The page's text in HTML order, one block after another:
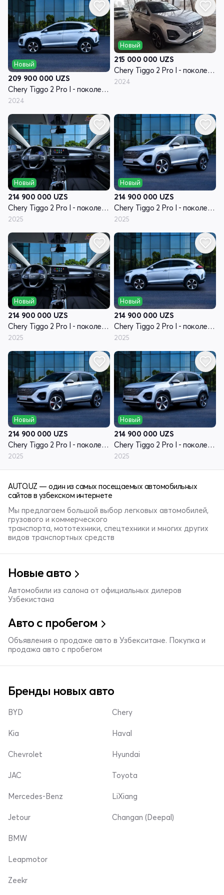
Новый
209 900 000 UZS
Chery Tiggo 2 Pro I - поколение
2024
Новый
215 000 000 UZS
Chery Tiggo 2 Pro I - поколение
2024
Новый
214 900 000 UZS
Chery Tiggo 2 Pro I - поколение рестайлинг
2025
Новый
214 900 000 UZS
Chery Tiggo 2 Pro I - поколение рестайлинг
2025
Новый
214 900 000 UZS
Chery Tiggo 2 Pro I - поколение рестайлинг
2025
Новый
214 900 000 UZS
Chery Tiggo 2 Pro I - поколение рестайлинг
2025
Новый
214 900 000 UZS
Chery Tiggo 2 Pro I - поколение рестайлинг
2025
Новый
214 900 000 UZS
Chery Tiggo 2 Pro I - поколение рестайлинг
2025
AUTO.UZ — один из самых посещаемых автомобильных
сайтов в узбекском интернете
Мы предлагаем большой выбор легковых автомобилей,
грузового и коммерческого
транспорта, мототехники, спецтехники и многих других
видов транспортных средств
Новые авто
Автомобили из салона от официальных дилеров
Узбекистана
Авто с пробегом
Объявления о продаже авто в Узбекситане. Покупка и
продажа авто с пробегом
Бренды новых авто
BYD
Kia
Chevrolet
Chery
Haval
Hyundai
JAC
Mercedes-Benz
Jetour
Toyota
LiXiang
Changan (Deepal)
BMW
Leapmotor
Zeekr